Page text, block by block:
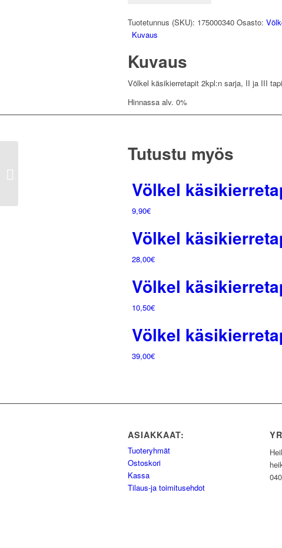
ja
M3
pituus:
40mm
Tuotetunnus (SKU): 175000340 Osasto:
Kuvaus
Kuvaus
Völkel käsikierretapit 2kpl:n sarja, II ja III
Hinnassa alv. 0%
Tutustu myös
Völkel
9,90€
Völkel
28,00€
Völkel
10,50€
Völkel
39,00€
ASIAKKAAT:
Tuoteryhmät
Ostoskori
Kassa
Tilaus-ja toimitusehdot